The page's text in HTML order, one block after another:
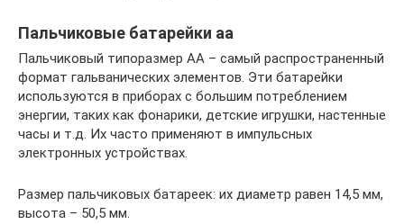
Пальчиковые батарейки аа
Пальчиковый типоразмер АА – самый распространенный
формат гальванических элементов. Эти батарейки
используются в приборах с большим потреблением
энергии, таких как фонарики, детские игрушки, настенные
часы и т.д. Их часто применяют в импульсных
электронных устройствах.
Размер пальчиковых батареек: их диаметр равен 14,5 мм,
высота – 50,5 мм.